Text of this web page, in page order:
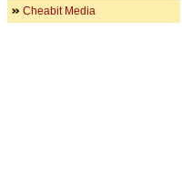
Cheabit Media